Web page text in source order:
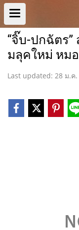
“จิ๊บ-ปกฉัตร
มลุคใหม่ หม
Last updated: 28 ม.ค.